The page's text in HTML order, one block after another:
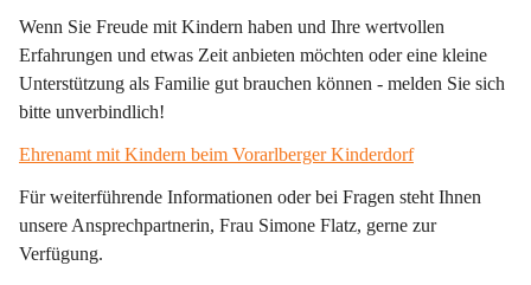
Wenn Sie Freude mit Kindern haben und Ihre wertvollen
Erfahrungen und etwas Zeit anbieten möchten oder eine kleine
Unterstützung als Familie gut brauchen können - melden Sie sich
bitte unverbindlich!
Ehrenamt mit Kindern beim Vorarlberger Kinderdorf
Für weiterführende Informationen oder bei Fragen steht Ihnen
unsere Ansprechpartnerin, Frau Simone Flatz, gerne zur
Verfügung.